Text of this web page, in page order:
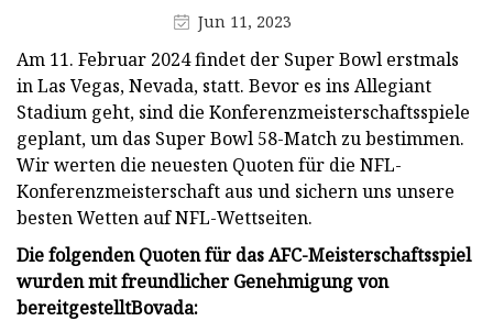
Jun 11, 2023
Am 11. Februar 2024 findet der Super Bowl erstmals
in Las Vegas, Nevada, statt. Bevor es ins Allegiant
Stadium geht, sind die Konferenzmeisterschaftsspiele
geplant, um das Super Bowl 58-Match zu bestimmen.
Wir werten die neuesten Quoten für die NFL-
Konferenzmeisterschaft aus und sichern uns unsere
besten Wetten auf NFL-Wettseiten.
Die folgenden Quoten für das AFC-Meisterschaftsspiel
wurden mit freundlicher Genehmigung von
bereitgestelltBovada: